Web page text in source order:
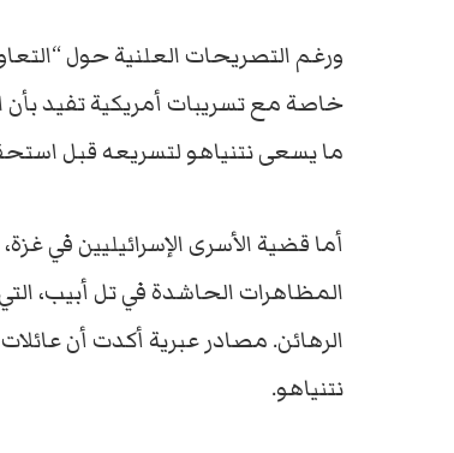
ورغم التصريحات العلنية حول
خاصة مع تسريبات أمريكية تفيد
ما يسعى نتنياهو لتسريعه قبل
أما قضية الأسرى الإسرائيليين في
المظاهرات الحاشدة في تل أبيب،
الرهائن. مصادر عبرية أكدت أن
نتنياهو.